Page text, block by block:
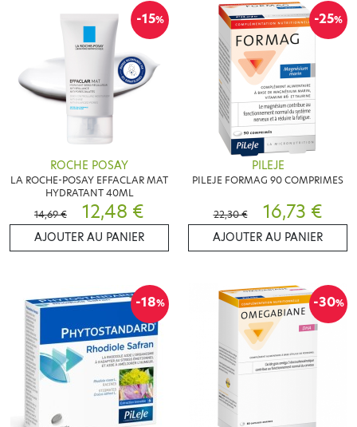
-15%
ROCHE POSAY
LA ROCHE-POSAY EFFACLAR MAT
HYDRATANT 40ML
14,69 €
12,48 €
AJOUTER AU PANIER
-25%
PILEJE
PILEJE FORMAG 90 COMPRIMES
22,30 € 16,73 €
AJOUTER AU PANIER
-18% -30%